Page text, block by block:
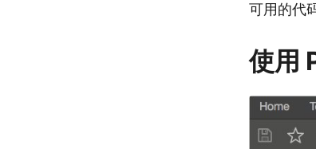
可用的代
使用